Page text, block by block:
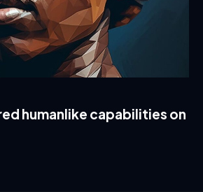
humanlike capabilities on